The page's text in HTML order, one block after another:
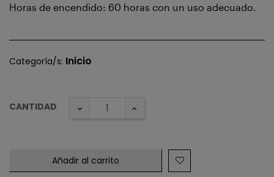
Horas de encendido: 60 horas con un uso adecuado.
Categoría/s: Inicio
CANTIDAD
Añadir al carrito